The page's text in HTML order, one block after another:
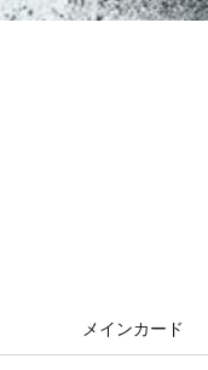
メインカード